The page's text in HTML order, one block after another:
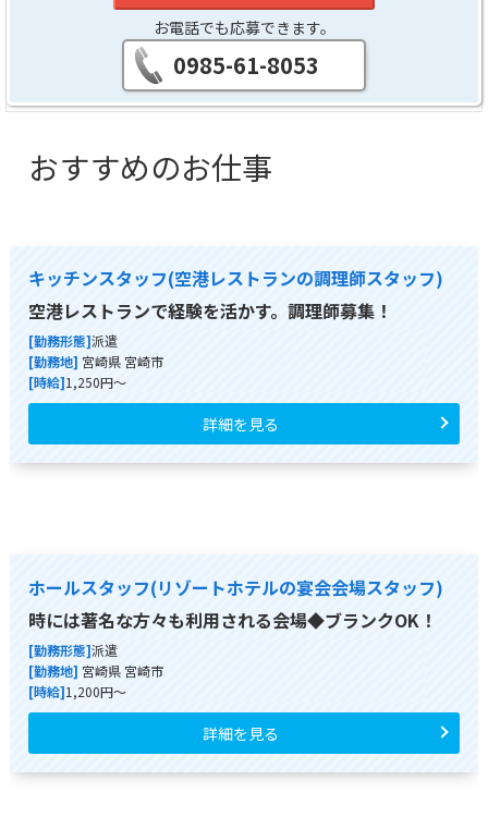
お電話でも応募できます。
0985-61-8053
おすすめのお仕事
キッチンスタッフ(空港レストランの調理師スタッフ)
空港レストランで経験を活かす。調理師募集！
[勤務形態]派遣
[勤務地] 宮崎県 宮崎市
[時給]1,250円～
詳細を見る
ホールスタッフ(リゾートホテルの宴会会場スタッフ)
時には著名な方々も利用される会場◆ブランクOK！
[勤務形態]派遣
[勤務地] 宮崎県 宮崎市
[時給]1,200円～
詳細を見る